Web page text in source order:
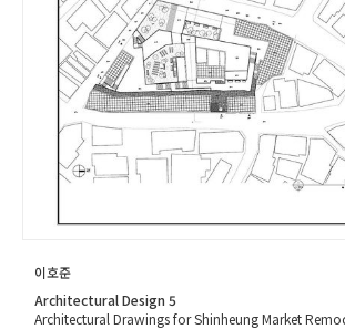
이호준
Architectural Design 5
Architectural Drawings for Shinheung Market